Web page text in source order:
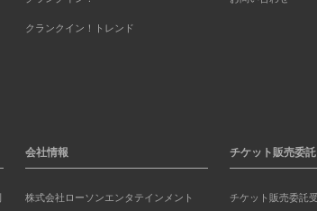
クランクイン！トレンド
会社情報
株式会社ローソンエンタテインメント
チケット販売委
チケット販売委託